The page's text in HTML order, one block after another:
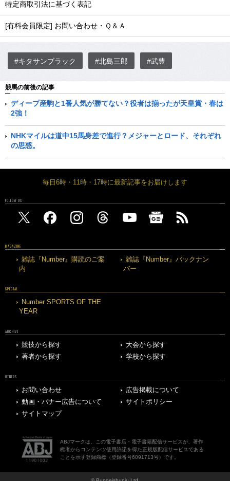
特定商取引法に基づく表記
[有料会員限定] お問い合わせ・Ｑ＆Ａ
#キタサンブラック #北島三郎 #武豊
競馬の前後の記事
ディープ産駒と1番人気が勝てない？役者は揃ったが天皇賞・春は
2強！
NHKマイルは道中15馬身差で進行？メジャーとロード、それぞれ
の思惑。
毎日6時・11時・17時に最新記事をお届けします
FOLLOW US
MAGAZINE
雑誌『Number』購読のご案
内
雑誌『Number』バックナン
バー
SPECIAL
Number SPORTS OF THE
YEAR
ARCHIVE
競技から探す
大会から探す
著者から探す
学校から探す
OTHERS
お問い合わせ
広告掲載について
動画・バナー広告について
サイトポリシー
サイトマップ
ABJマークは、この電子書店・電子書籍配信サービスが、著作
権者からコンテンツ使用許諾を得た正規版配信サービスである
ことを示す登録商標（登録番号6091713号）です。